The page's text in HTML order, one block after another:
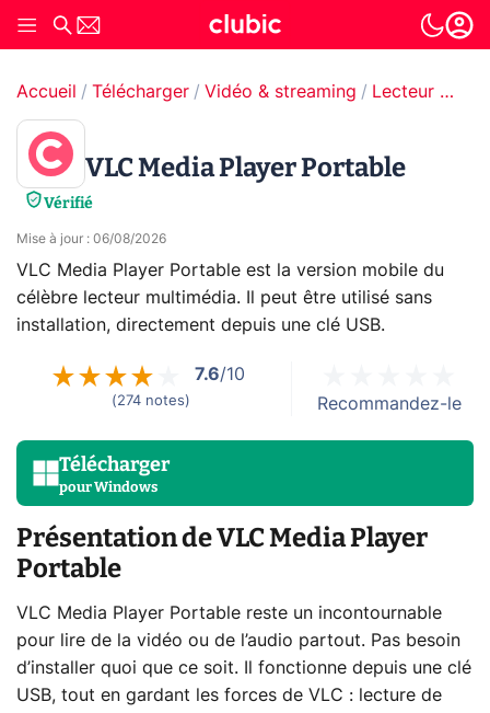
Accueil Télécharger Vidéo & streaming Lecteur vidéo
VLC Media Player Portable
Vérifié
Mise à jour : 06/08/2026
VLC Media Player Portable est la version mobile du
célèbre lecteur multimédia. Il peut être utilisé sans
installation, directement depuis une clé USB.
7.6/10
(274 notes) Recommandez-le
Télécharger
pourWindows
Présentation de VLC Media Player
Portable
VLC Media Player Portable reste un incontournable
pour lire de la vidéo ou de l’audio partout. Pas besoin
d’installer quoi que ce soit. Il fonctionne depuis une clé
USB, tout en gardant les forces de VLC : lecture de